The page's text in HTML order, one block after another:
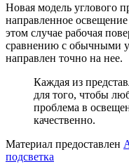
Новая модель углового
направленное
этом случае рабочая
сравнению с обычными
направлен точно на нее.
Каждая из
для того, чтобы
проблема в
качественно.
Материал предоставлен
подсветка